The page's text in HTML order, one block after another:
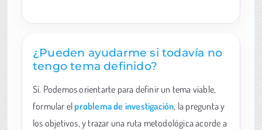
¿Pueden ayudarme si todavía no
tengo tema definido?
Sí. Podemos orientarte para definir un tema viable,
formular elproblema de investigación, la pregunta y
los objetivos, y trazar una ruta metodológica acorde a